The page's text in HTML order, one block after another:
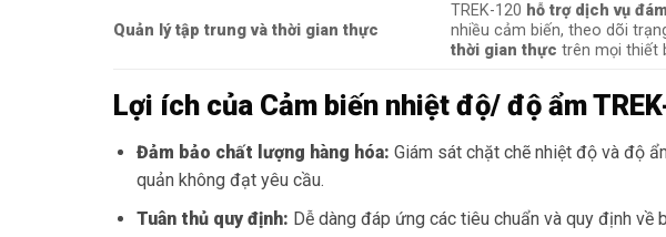
Quản lý tập trung và thời gian thực
TREK-120 hỗ trợ dịch vụ
nhiều cảm biến, theo dõi
thời gian thực trên mọi thiết
Lợi ích của Cảm biến nhiệt độ/ độ ẩm
Đảm bảo chất lượng hàng hóa: Giám sát chặt chẽ nhiệt độ và độ
quản không đạt yêu cầu.
Tuân thủ quy định: Dễ dàng đáp ứng các tiêu chuẩn và quy định về